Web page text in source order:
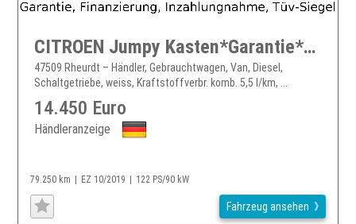
CITROEN Jumpy Kasten*Garantie*Klima*Carplay*PDC*149EUR mtl
47509 Rheurdt – Händler, Gebrauchtwagen, Van, Diesel,
Schaltgetriebe, weiss, Kraftstoffverbr. komb. 5,5 l/km, ...
14.450 Euro
Händleranzeige
79.250 km EZ 10/2019 122 PS/90 kW
Fahrzeug ansehen